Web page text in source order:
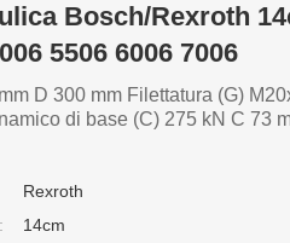
Bosch/Rexroth
5506 6006 7006
D 300 mm Filettatura (G)
di base (C) 275 kN C 73
Rexroth
14cm